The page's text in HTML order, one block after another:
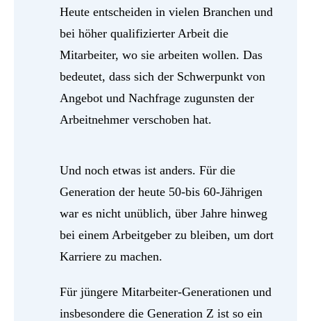
Heute entscheiden in vielen Branchen und
bei höher qualifizierter Arbeit die
Mitarbeiter, wo sie arbeiten wollen. Das
bedeutet, dass sich der Schwerpunkt von
Angebot und Nachfrage zugunsten der
Arbeitnehmer verschoben hat.
Und noch etwas ist anders. Für die
Generation der heute 50-bis 60-Jährigen
war es nicht unüblich, über Jahre hinweg
bei einem Arbeitgeber zu bleiben, um dort
Karriere zu machen.
Für jüngere Mitarbeiter-Generationen und
insbesondere die Generation Z ist so ein